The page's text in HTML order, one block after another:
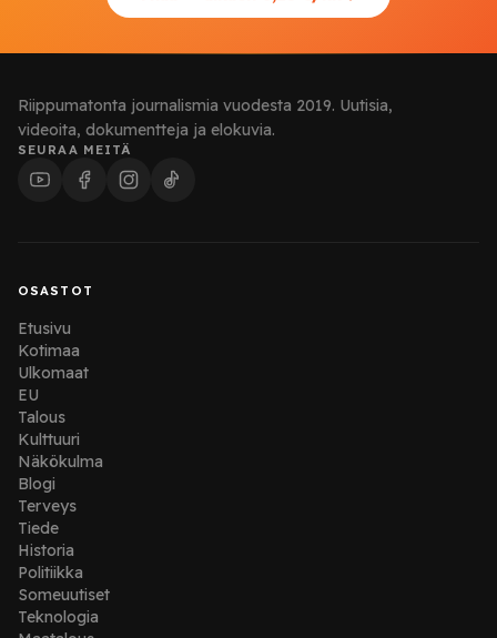
Riippumatonta journalismia vuodesta 2019. Uutisia,
videoita, dokumentteja ja elokuvia.
SEURAA MEITÄ
OSASTOT
Etusivu
Kotimaa
Ulkomaat
EU
Talous
Kulttuuri
Näkökulma
Blogi
Terveys
Tiede
Historia
Politiikka
Someuutiset
Teknologia